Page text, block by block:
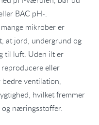
BAC pH-.
mikrober er
at jord, undergrund og
til luft. Uden ilt er
eller
ventilation,
hvilket fremmer
og næringsstoffer.